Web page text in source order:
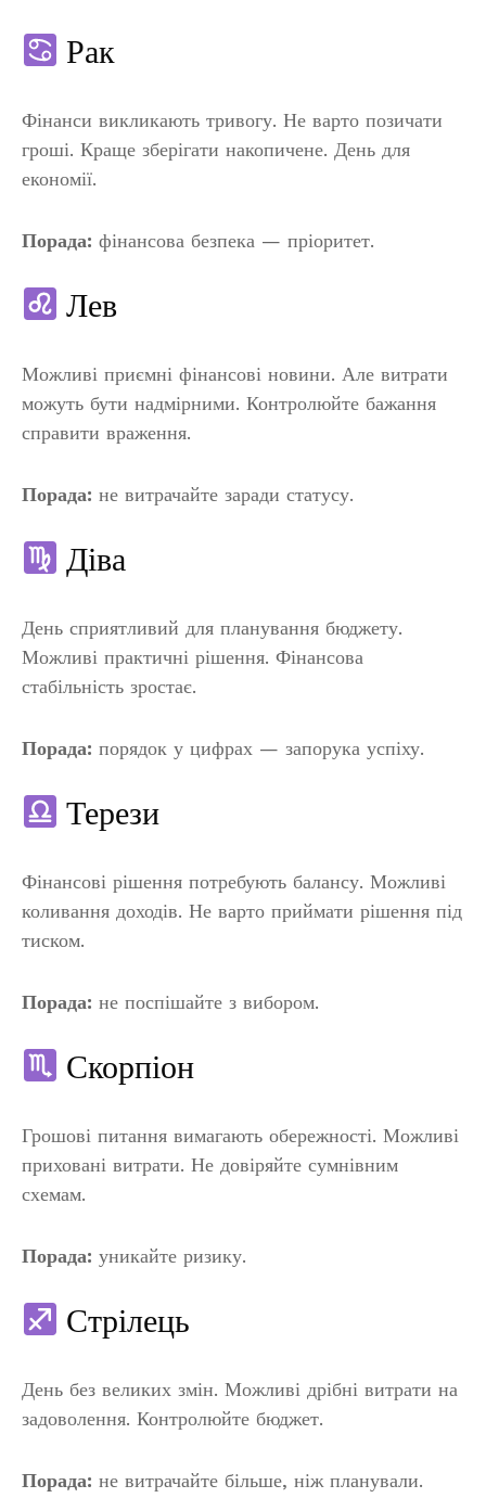
Рак
Фінанси викликають тривогу. Не варто позичати
гроші. Краще зберігати накопичене. День для
економії.
Порада: фінансова безпека — пріоритет.
Лев
Можливі приємні фінансові новини. Але витрати
можуть бути надмірними. Контролюйте бажання
справити враження.
Порада: не витрачайте заради статусу.
Діва
День сприятливий для планування бюджету.
Можливі практичні рішення. Фінансова
стабільність зростає.
Порада: порядок у цифрах — запорука успіху.
Терези
Фінансові рішення потребують балансу. Можливі
коливання доходів. Не варто приймати рішення під
тиском.
Порада: не поспішайте з вибором.
Скорпіон
Грошові питання вимагають обережності. Можливі
приховані витрати. Не довіряйте сумнівним
схемам.
Порада: уникайте ризику.
Стрілець
День без великих змін. Можливі дрібні витрати на
задоволення. Контролюйте бюджет.
Порада: не витрачайте більше, ніж планували.